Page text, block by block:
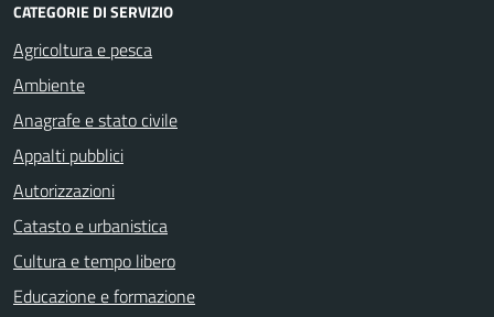
CATEGORIE DI SERVIZIO
Agricoltura e pesca
Ambiente
Anagrafe e stato civile
Appalti pubblici
Autorizzazioni
Catasto e urbanistica
Cultura e tempo libero
Educazione e formazione